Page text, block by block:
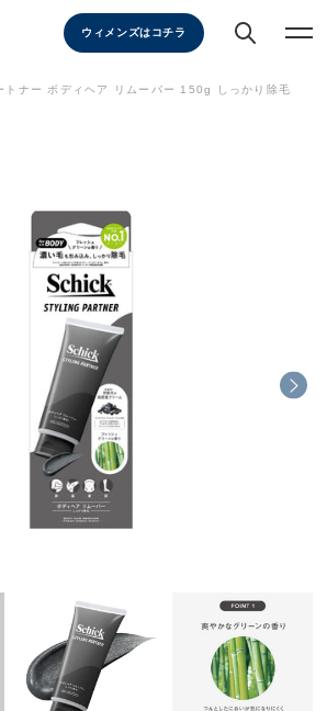
ウィメンズはコチラ
トナー ボディヘア リムーバー 150g しっかり除毛